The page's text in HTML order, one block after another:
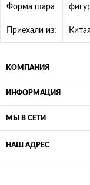
Форма шара
Приехали из: Китая
КОМПАНИЯ
ИНФОРМАЦИЯ
МЫ В СЕТИ
НАШ АДРЕС